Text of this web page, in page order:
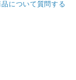
品について質問する